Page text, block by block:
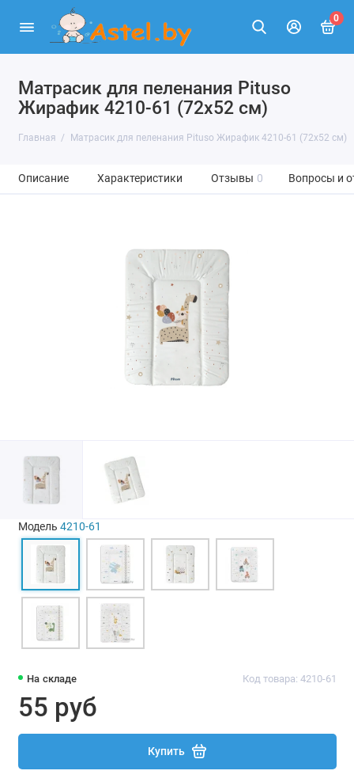
0
Матрасик для пеленания Pituso
Жирафик 4210-61 (72х52 см)
Главная Матрасик для пеленания Pituso Жирафик 4210-61 (72х52 см)
Описание Характеристики Отзывы 0 Вопросы и
На складе Код товара: 4210-61
55 руб
Купить
Модель 4210-61